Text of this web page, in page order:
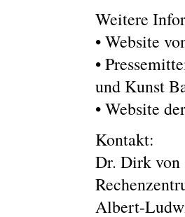
Weitere
• Website
•
und Kunst
• Website
Kontakt:
Dr. Dirk von
Albert-